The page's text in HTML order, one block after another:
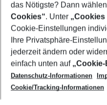
Footer
Footer navigation
Über uns
AGB
Cookie-Einstellungen
Cookie-Richtlinie
Datenschutz
Service & Hilfe
Barrierefreies Reisen
Check-in
Folgen Sie uns
das Nötigste? Dann
Cookies“. Unter „Cookies
Cookie-Einstellungen
Ihre Privatsphäre-
jederzeit ändern oder
einfach unten auf
Datenschutz-Informationen
Cookie/Tracking-Informationen